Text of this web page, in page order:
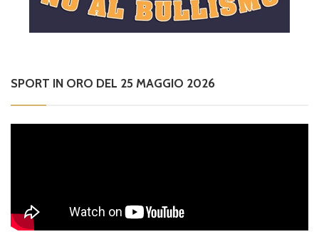
SPORT IN ORO DEL 25 MAGGIO 2026